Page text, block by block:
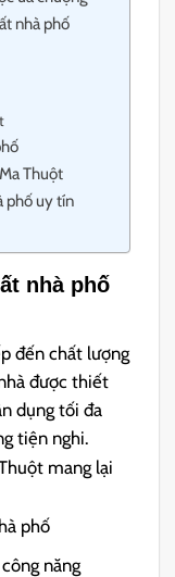
nhà phố
Thuột
phố uy tín
nhà phố
đến chất lượng
được thiết
dụng tối đa
tiện nghi.
mang lại
phố
năng